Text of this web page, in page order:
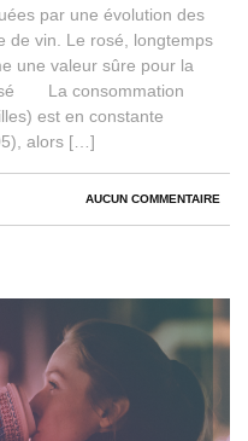
par une évolution des
de vin. Le rosé, longtemps
une valeur sûre pour la
La consommation
est en constante
alors […]
AUCUN COMMENTAIRE